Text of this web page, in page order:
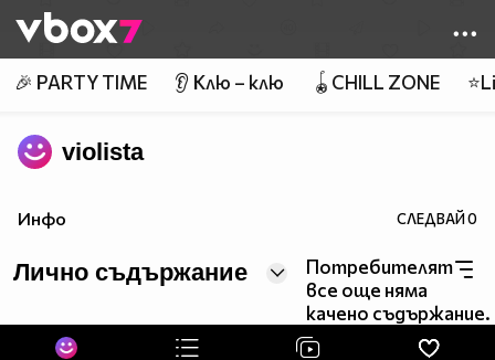
👾
🎉 PARTY TIME 👂 Клю – клю 🪀CHILL ZONE
violista
Инфо СЛЕДВАЙ0
Лично съдържание
Потребителят
все още няма
качено съдържание.